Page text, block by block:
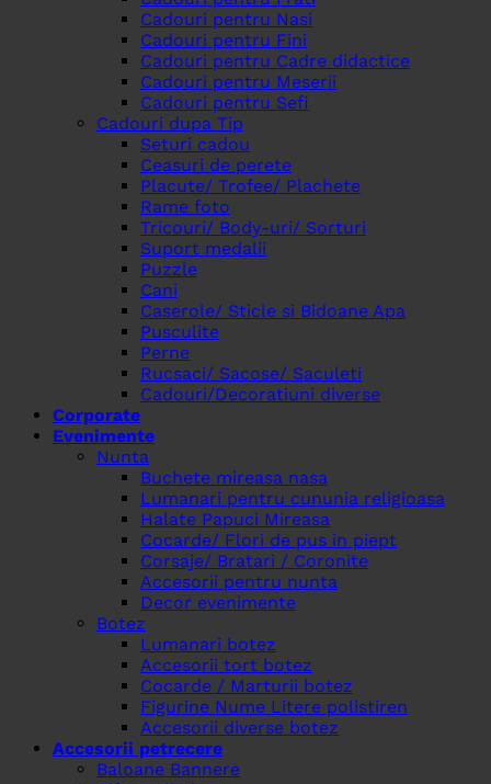
Cadouri pentru Nasi
Cadouri pentru Fini
Cadouri pentru Cadre didactice
Cadouri pentru Meserii
Cadouri pentru Sefi
Cadouri dupa Tip
Seturi cadou
Ceasuri de perete
Placute/ Trofee/ Plachete
Rame foto
Tricouri/ Body-uri/ Sorturi
Suport medalii
Puzzle
Cani
Caserole/ Sticle si Bidoane Apa
Pusculite
Perne
Rucsaci/ Sacose/ Saculeti
Cadouri/Decoratiuni diverse
Corporate
Evenimente
Nunta
Buchete mireasa nasa
Lumanari pentru cununia religioasa
Halate Papuci Mireasa
Cocarde/ Flori de pus in piept
Corsaje/ Bratari / Coronite
Accesorii pentru nunta
Decor evenimente
Botez
Lumanari botez
Accesorii tort botez
Cocarde / Marturii botez
Figurine Nume Litere polistiren
Accesorii diverse botez
Accesorii petrecere
Baloane Bannere